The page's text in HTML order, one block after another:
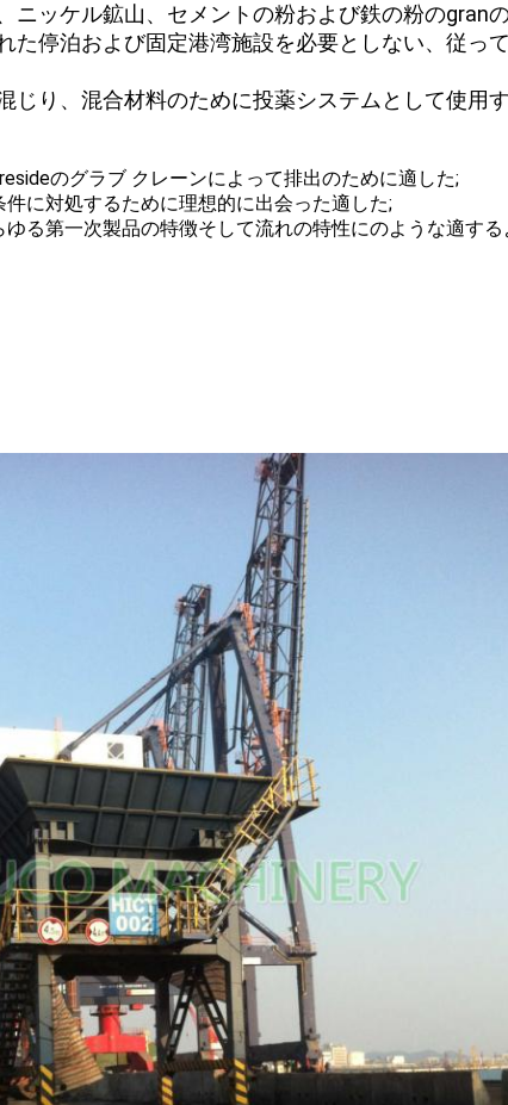
ニッケル鉱山、セメントの粉および鉄の粉の
た停泊および固定港湾施設を必要としない、従
じり、混合材料のために投薬システムとして使用
のグラブ クレーンによって排出のために適した;
に対処するために理想的に出会った適した;
る第一次製品の特徴そして流れの特性にのような適す